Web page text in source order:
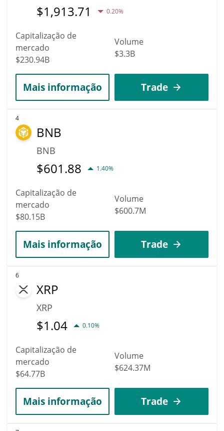
$1,913.71 0.20%
Capitalização de
mercado
$230.94B
Volume
$3.3B
Mais informação Trade
4
BNB
BNB
$601.88 1.40%
Capitalização de
mercado
$80.15B
Volume
$600.7M
Mais informação Trade
6
XRP
XRP
$1.04 0.10%
Capitalização de
mercado
$64.77B
Volume
$624.37M
Mais informação Trade